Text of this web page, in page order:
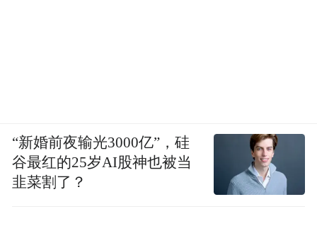
“新婚前夜输光3000亿”，硅
谷最红的25岁AI股神也被当
韭菜割了？